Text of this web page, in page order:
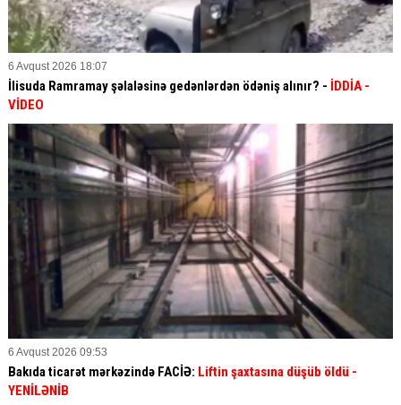
6 Avqust 2026 18:07
İlisuda Ramramay şəlaləsinə gedənlərdən ödəniş alınır? - İDDİA -
VİDEO
6 Avqust 2026 09:53
Bakıda ticarət mərkəzində FACİƏ: Liftin şaxtasına düşüb öldü -
YENİLƏNİB